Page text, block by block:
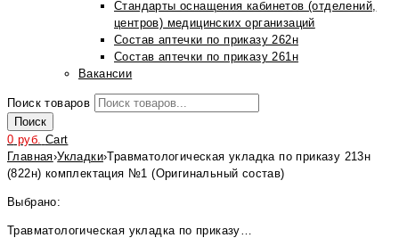
Стандарты оснащения кабинетов (отделений,
центров) медицинских организаций
Состав аптечки по приказу 262н
Состав аптечки по приказу 261н
Вакансии
Поиск товаров
Поиск
0 руб. Cart
Главная›Укладки›Травматологическая укладка по приказу 213н
(822н) комплектация №1 (Оригинальный состав)
Выбрано:
Травматологическая укладка по приказу…